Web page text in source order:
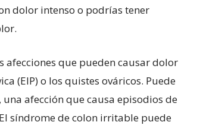
dolor intenso o podrías tener
afecciones que pueden causar dolor
(EIP) o los quistes ováricos. Puede
afección que causa episodios de
síndrome de colon irritable puede